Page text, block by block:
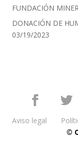
FUNDACIÓN
DONACIÓN DE
03/19/2023
Aviso legal
©